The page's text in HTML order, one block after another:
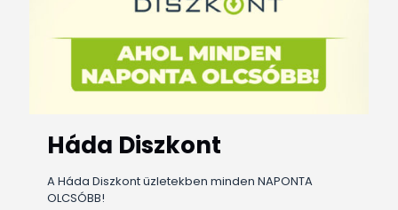
Háda Diszkont
A Háda Diszkont üzletekben minden NAPONTA
OLCSÓBB!